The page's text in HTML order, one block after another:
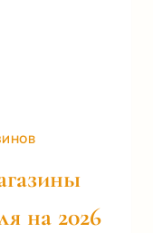
на 2026